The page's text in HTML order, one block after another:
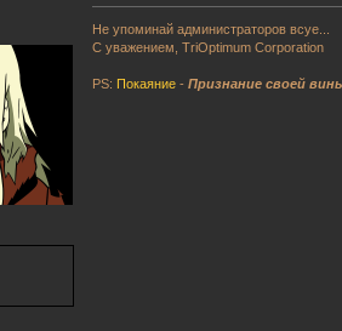
Не упоминай администраторов всуе...
С уважением, TriOptimum Corporation
PS: Покаяние -Признание своей